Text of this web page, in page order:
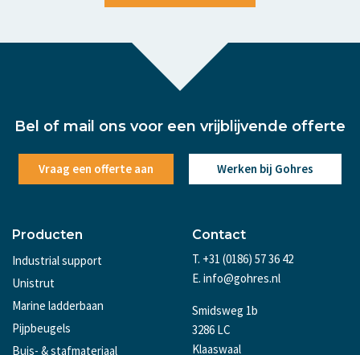
Bel of mail ons voor een vrijblijvende offerte
Vraag een offerte aan Werken bij Gohres
Producten
Industrial support
Unistrut
Marine ladderbaan
Pijpbeugels
Buis- & stafmateriaal
Contact
T. +31 (0186) 57 36 42
E. info@gohres.nl
Smidsweg 1b
3286 LC
Klaaswaal